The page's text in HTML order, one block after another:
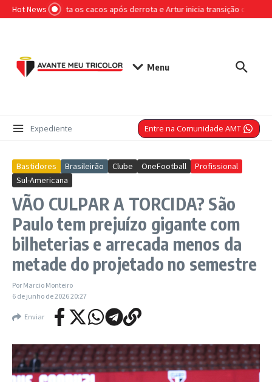
Ir para o conteúdo
Hot News
São Paulo junta os cacos após derrota e Artur inicia transição de olho
Menu
Expediente Entre na Comunidade AMT
Bastidores Brasileirão Clube OneFootball
Profissional
Sul-Americana
VÃO CULPAR A TORCIDA? São
Paulo tem prejuízo gigante com
bilheterias e arrecada menos da
metade do projetado no semestre
Por Marcio Monteiro
6 de junho de 202620:27
Enviar